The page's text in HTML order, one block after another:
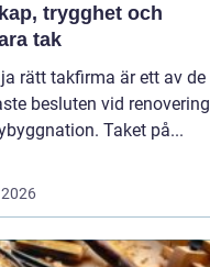
trygghet och
tak
rätt takfirma är ett av de
besluten vid renovering
Taket på...